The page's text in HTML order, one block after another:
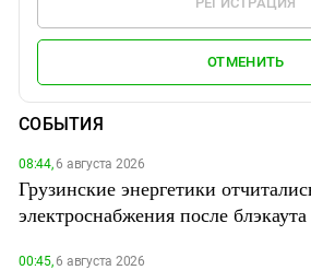
ОТМЕНИТЬ
СОБЫТИЯ
08:44,6 августа 2026
Грузинские энергетики
электроснабжения после блэкаута
00:45,6 августа 2026